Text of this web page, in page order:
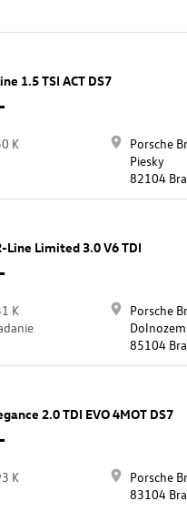
1.5 TSI ACT DS7
K
Porsche
Piesky
82104
Line Limited 3.0 V6 TDI
K
Porsche
85104
2.0 TDI EVO 4MOT DS7
K
Porsche
83104